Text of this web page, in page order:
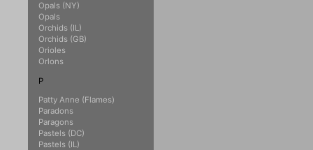
Opals (NY)
Opals
Orchids (IL)
Orchids (GB)
Orioles
Orlons
P
Patty Anne (Flames)
Paradons
Paragons
Pastels (DC)
Pastels (IL)